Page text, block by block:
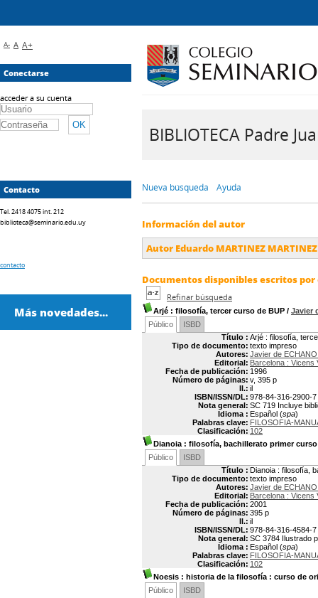
BIBLIOTECA Padre
Nueva búsqueda Ayuda
Información del autor
Autor Eduardo MARTINEZ MARTINEZ
Documentos disponibles escritos
Refinar búsqueda
Arjé : filosofía, tercer curso de BUP / Javier
Público
ISBD
Título : Arjé : filosofía,
Tipo de documento: texto impreso
Autores: Javier de
Editorial: Barcelona : Vicens
Fecha de publicación: 1996
Número de páginas: v, 395 p
Il.: il
ISBN/ISSN/DL: 978-84-316-2900-7
Nota general: SC 719 Incluye
Idioma : Español (spa)
Palabras clave: FILOSOFIA-
Clasificación: 102
Dianoia : filosofía, bachillerato primer curso
Público
ISBD
Título : Dianoia : filosofía,
Tipo de documento: texto impreso
Autores: Javier de
Editorial: Barcelona : Vicens
Fecha de publicación: 2001
Número de páginas: 395 p
Il.: il
ISBN/ISSN/DL: 978-84-316-4584-7
Nota general: SC 3784 Ilustrado
Idioma : Español (spa)
Palabras clave: FILOSOFIA-
Clasificación: 102
Noesis : historia de la filosofía : curso de
Público
ISBD
A- A A+
Conectarse
acceder a su cuenta
Contacto
Tel. 2418 4075 int. 212
biblioteca@seminario.edu.uy
contacto
Más novedades...